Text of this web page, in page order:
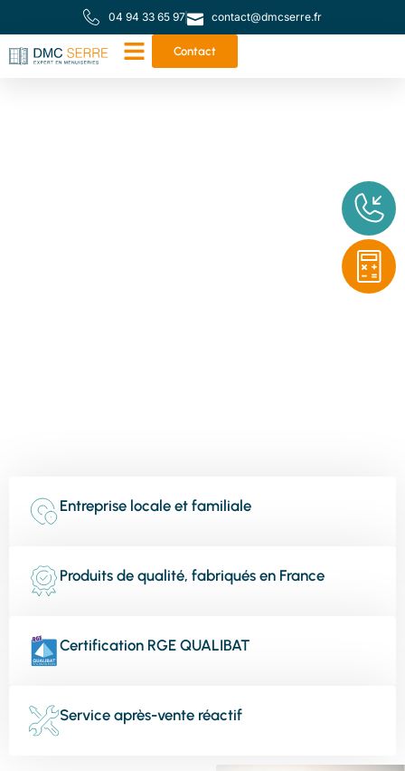
04 94 33 65 97 contact@dmcserre.fr
Contact
Votre partenaire de
proximité pour toutes
Entreprise locale et familiale
Produits de qualité, fabriqués en France
Certification RGE QUALIBAT
Service après-vente réactif